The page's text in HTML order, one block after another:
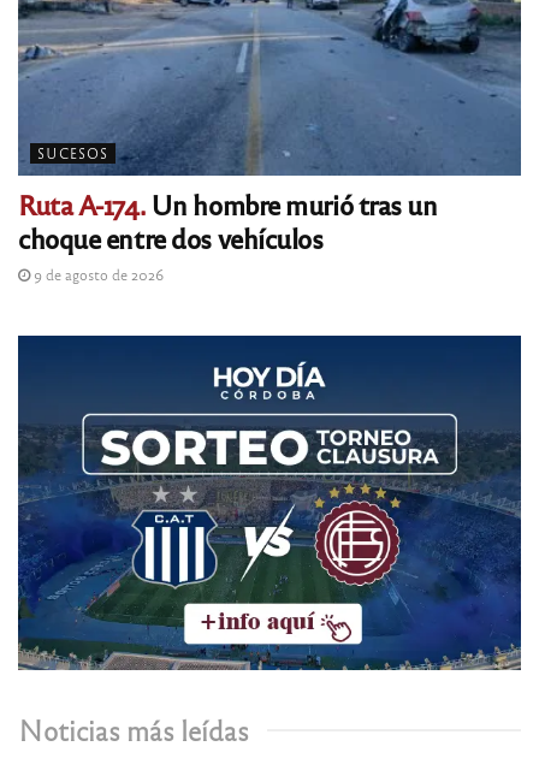
SUCESOS
Ruta A-174.Un hombre murió tras un
choque entre dos vehículos
9 de agosto de 2026
Noticias más leídas